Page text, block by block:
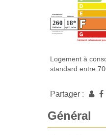
Logement à
standard entre
Partager :
Général